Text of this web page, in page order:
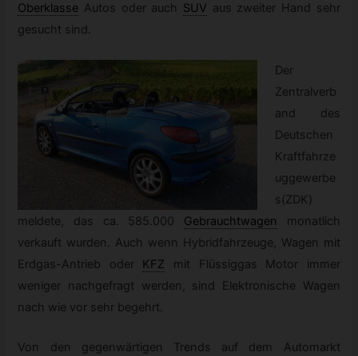
Oberklasse Autos oder auch SUV aus zweiter Hand sehr
gesucht sind.
Der
Zentralverb
and des
Deutschen
Kraftfahrze
uggewerbe
s(ZDK)
meldete, das ca. 585.000
Gebrauchtwagen
monatlich
verkauft wurden. Auch wenn Hybridfahrzeuge, Wagen mit
Erdgas-Antrieb oder
KFZ
mit Flüssiggas Motor immer
weniger nachgefragt werden, sind Elektronische Wagen
nach wie vor sehr begehrt.
Von den gegenwärtigen Trends auf dem Automarkt